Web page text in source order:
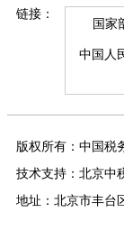
链接：
国家
中国人
版权所有：中国税
技术支持：北京中
地址：北京市丰台